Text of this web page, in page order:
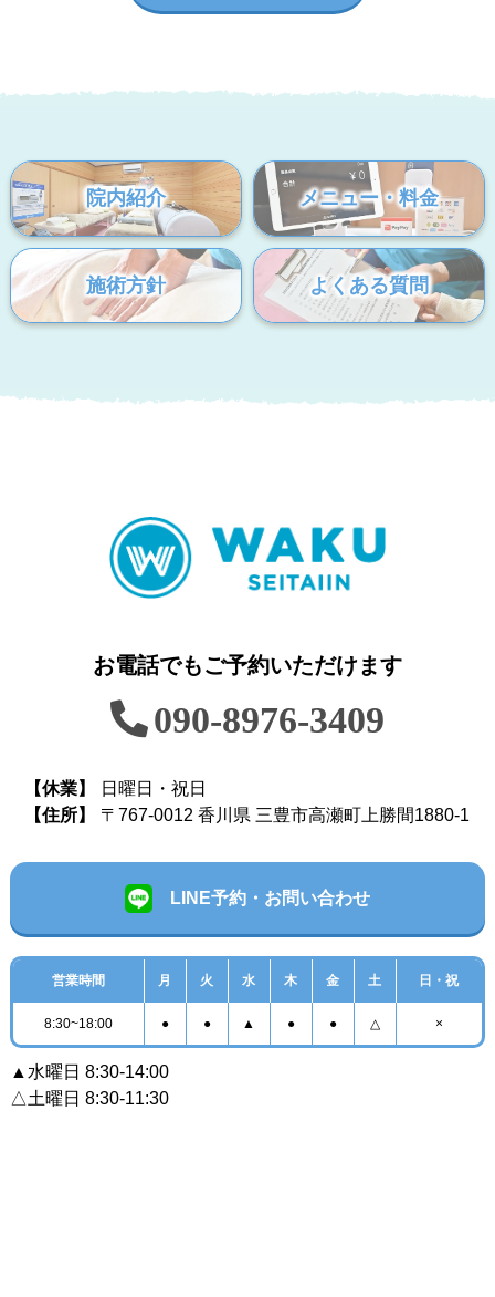
院内紹介 メニュー・料金
施術方針 よくある質問
お電話でもご予約いただけます
090-8976-3409
【休業】
日曜日・祝日
【住所】
〒767-0012 香川県 三豊市高瀬町上勝間1880-1
LINE予約・お問い合わせ
営業時間 月 火 水 木 金 土 日・祝
8:30~18:00 ● ● ▲ ● ● △ ×
▲水曜日 8:30-14:00
△土曜日 8:30-11:30